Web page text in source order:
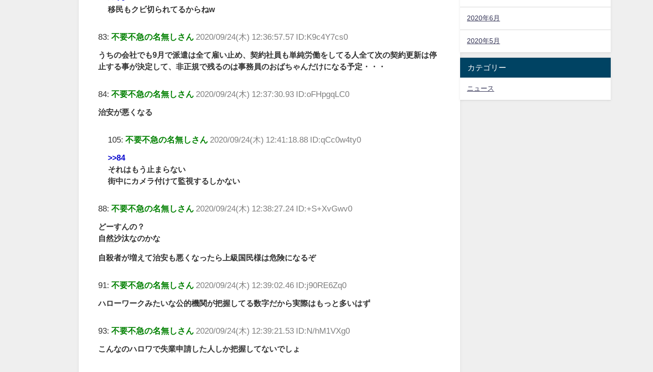
移民もクビ切られてるからねw
83:不要不急の名無しさん 2020/09/24(木) 12:36:57.57 ID:K9c4Y7cs0
うちの会社でも9月で派遣は全て雇い止め、契約社員も単純労働をしてる人全て次の契約更新は停
止する事が決定して、非正規で残るのは事務員のおばちゃんだけになる予定・・・
84:不要不急の名無しさん 2020/09/24(木) 12:37:30.93 ID:oFHpgqLC0
治安が悪くなる
105:不要不急の名無しさん 2020/09/24(木) 12:41:18.88 ID:qCc0w4ty0
>>84
それはもう止まらない
街中にカメラ付けて監視するしかない
88:不要不急の名無しさん 2020/09/24(木) 12:38:27.24 ID:+S+XvGwv0
どーすんの？
自然沙汰なのかな
自殺者が増えて治安も悪くなったら上級国民様は危険になるぞ
91:不要不急の名無しさん 2020/09/24(木) 12:39:02.46 ID:j90RE6Zq0
ハローワークみたいな公的機関が把握してる数字だから実際はもっと多いはず
93:不要不急の名無しさん 2020/09/24(木) 12:39:21.53 ID:N/hM1VXg0
こんなのハロワで失業申請した人しか把握してないでしょ
2020年6月
2020年5月
カテゴリー
ニュース